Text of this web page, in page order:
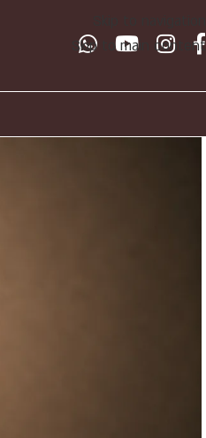
Skip to main content